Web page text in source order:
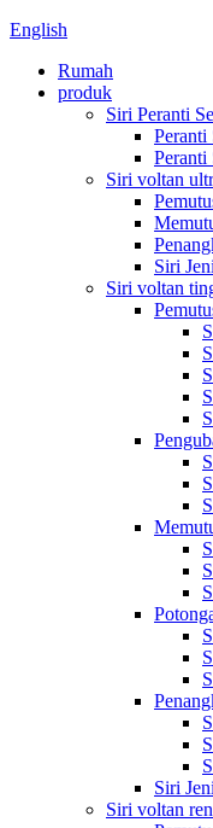
English
Rumah
produk
Siri Peranti
Peranti
Peranti
Siri voltan
Siri
Siri voltan
Siri
Siri voltan